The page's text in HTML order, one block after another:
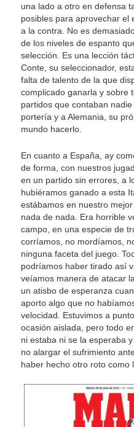
una lado a otro en defensa
posibles para aprovechar el
a la contra. No es
de los niveles de espanto
selección. Es una lección
Conte, su seleccionador,
falta de talento de la que
complicado ganarla y sobre
partidos que contaban
portería y a Alemania, su
mundo hacerlo.
En cuanto a España, ay
de forma, con nuestros
en un partido sin errores, a
hubiéramos ganado a esta
estábamos en nuestro
nada de nada. Era horrible
campo, en una especie de
corríamos, no mordíamos,
ninguna faceta del juego.
podríamos haber tirado así
veíamos manera de atacar
un atisbo de esperanza
aporto algo que no
velocidad. Estuvimos a
ocasión aislada, pero todo
ni estaba ni se la esperaba
no alargar el sufrimiento
haber hecho otro roto como